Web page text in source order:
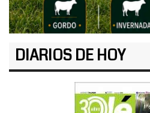
DIARIOS DE HOY